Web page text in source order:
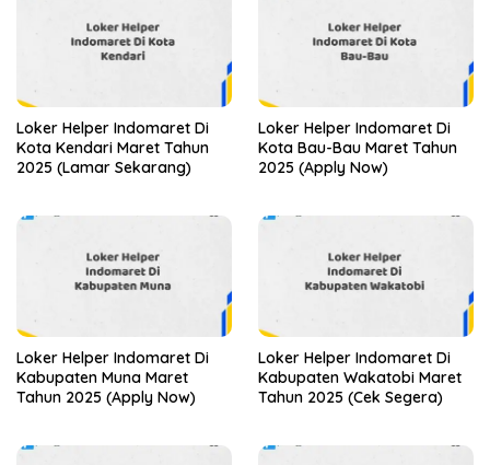
Loker Helper Indomaret Di
Kota Kendari Maret Tahun
2025 (Lamar Sekarang)
Loker Helper Indomaret Di
Kota Bau-Bau Maret Tahun
2025 (Apply Now)
Loker Helper Indomaret Di
Kabupaten Muna Maret
Tahun 2025 (Apply Now)
Loker Helper Indomaret Di
Kabupaten Wakatobi Maret
Tahun 2025 (Cek Segera)